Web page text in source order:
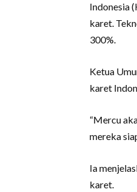
Indonesia
karet.
300%.
Ketua
karet
“Mercu
mereka
Ia
karet.